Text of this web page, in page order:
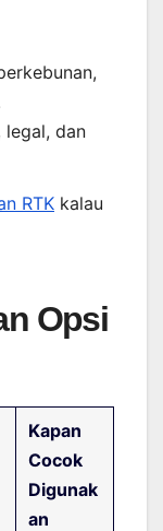
legal, dan
RTK kalau
Opsi
Kapan
Cocok
Digunak
an